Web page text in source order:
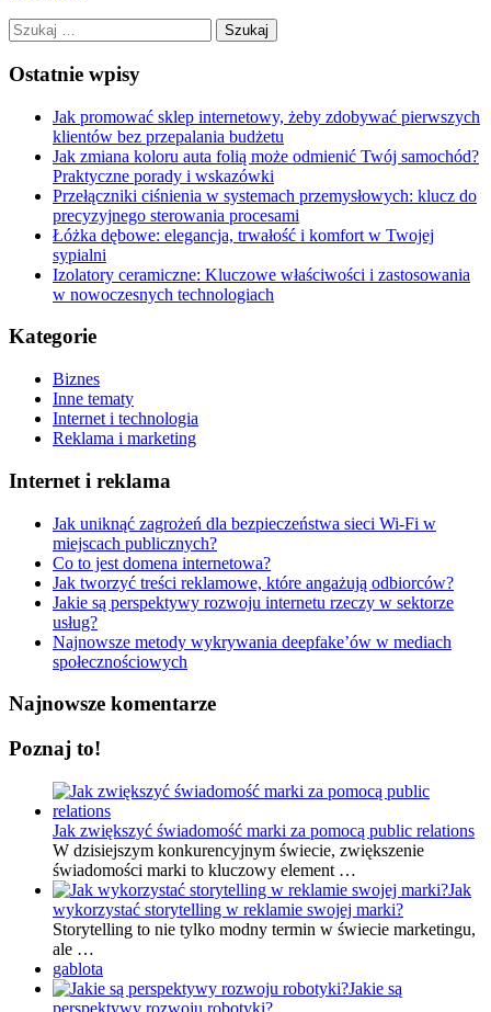
Szukaj:
Ostatnie wpisy
Jak promować sklep internetowy, żeby zdobywać pierwszych
klientów bez przepalania budżetu
Jak zmiana koloru auta folią może odmienić Twój samochód?
Praktyczne porady i wskazówki
Przełączniki ciśnienia w systemach przemysłowych: klucz do
precyzyjnego sterowania procesami
Łóżka dębowe: elegancja, trwałość i komfort w Twojej
sypialni
Izolatory ceramiczne: Kluczowe właściwości i zastosowania
w nowoczesnych technologiach
Kategorie
Biznes
Inne tematy
Internet i technologia
Reklama i marketing
Internet i reklama
Jak uniknąć zagrożeń dla bezpieczeństwa sieci Wi-Fi w
miejscach publicznych?
Co to jest domena internetowa?
Jak tworzyć treści reklamowe, które angażują odbiorców?
Jakie są perspektywy rozwoju internetu rzeczy w sektorze
usług?
Najnowsze metody wykrywania deepfake’ów w mediach
społecznościowych
Najnowsze komentarze
Poznaj to!
Jak zwiększyć świadomość marki za pomocą public relations
W dzisiejszym konkurencyjnym świecie, zwiększenie
świadomości marki to kluczowy element …
Jak
wykorzystać storytelling w reklamie swojej marki?
Storytelling to nie tylko modny termin w świecie marketingu,
ale …
gablota
Jakie są
perspektywy rozwoju robotyki?